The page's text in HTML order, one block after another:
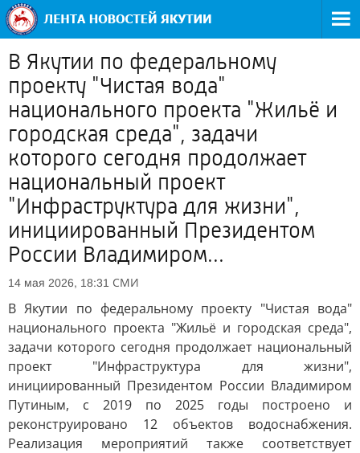
В Якутии по федеральному
проекту "Чистая вода"
национального проекта "Жильё и
городская среда", задачи
которого сегодня продолжает
национальный проект
"Инфраструктура для жизни",
инициированный Президентом
России Владимиром...
14 мая 2026, 18:31 СМИ
В Якутии по федеральному проекту "Чистая вода"
национального проекта "Жильё и городская среда",
задачи которого сегодня продолжает национальный
проект "Инфраструктура для жизни",
инициированный Президентом России Владимиром
Путиным, с 2019 по 2025 годы построено и
реконструировано 12 объектов водоснабжения.
Реализация мероприятий также соответствует